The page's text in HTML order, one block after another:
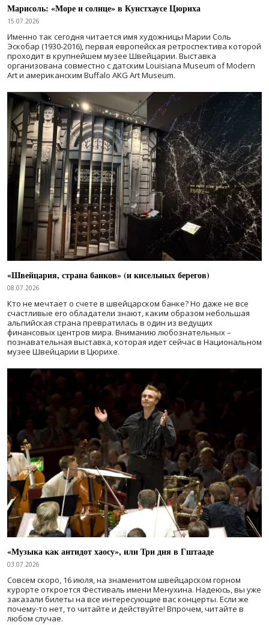
Марисоль: «Море и солнце» в Кунстхаусе Цюриха
15.07.2026
Именно так сегодня читается имя художницы Марии Соль
Эскобар (1930-2016), первая европейская ретроспектива которой
проходит в крупнейшем музее Швейцарии. Выставка
организована совместно с датским Louisiana Museum of Modern
Art и американским Buffalo AKG Art Museum.
«Швейцария, страна банков» (и кисельных берегов)
08.07.2026
Кто не мечтает о счете в швейцарском банке? Но даже не все
счастливые его обладатели знают, каким образом небольшая
альпийская страна превратилась в один из ведущих
финансовых центров мира. Вниманию любознательных –
познавательная выставка, которая идет сейчас в Национальном
музее Швейцарии в Цюрихе.
«Музыка как антидот хаосу», или Три дня в Гштааде
03.07.2026
Совсем скоро, 16 июля, на знаменитом швейцарском горном
курорте откроется Фестиваль имени Менухина. Надеюсь, вы уже
заказали билеты на все интересующие вас концерты. Если же
почему-то нет, то читайте и действуйте! Впрочем, читайте в
любом случае.